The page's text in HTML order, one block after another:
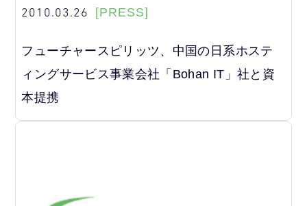
2010.03.26 [PRESS]
フューチャースピリッツ、中国の日系ホステ
ィングサービス事業会社「Bohan IT」社と資
本提携